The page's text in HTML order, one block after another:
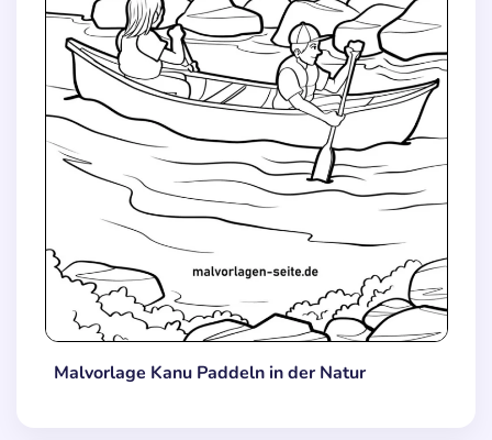
Malvorlage Kanu Paddeln in der Natur